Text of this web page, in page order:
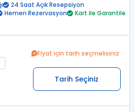
24 Saat Açık Resepsiyon
Hemen Rezervasyon
Kart ile Garantile
Fiyat için tarih seçmelisiniz
Tarih Seçiniz